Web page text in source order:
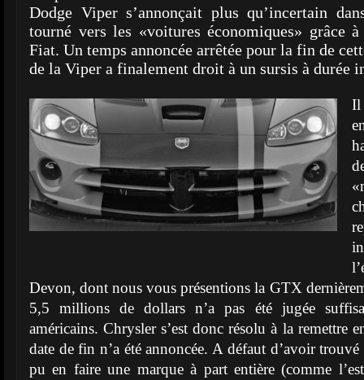
Dodge Viper s’annonçait plus qu’incertain
tourné vers les «voitures économiques» grâce
Fiat. Un temps annoncée arrêtée pour la fin de
de la Viper a finalement droit à un sursis à durée
Il
Devon, dont nous vous présentions la GTX
5,5 millions de dollars n’a pas été jugée
américains. Chrysler s’est donc résolu à la remettre
date de fin n’a été annoncée. A défaut d’avoir
pu en faire une marque à part entière (comme